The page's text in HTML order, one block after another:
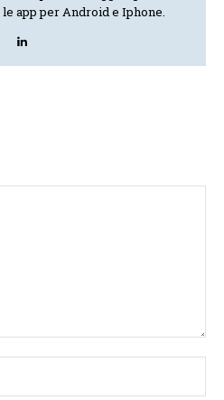
app per Android e Iphone.